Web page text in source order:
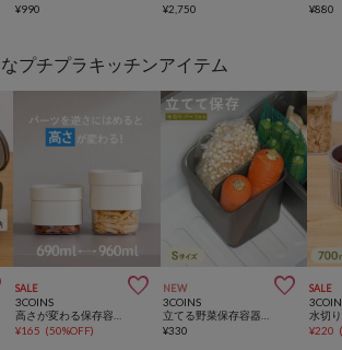
¥990
¥2,750 ¥880
プチプラキッチンアイテム
SALE 
3COINS
¥165 (50%OFF)
NEW 
3COINS
¥330
SALE
¥220